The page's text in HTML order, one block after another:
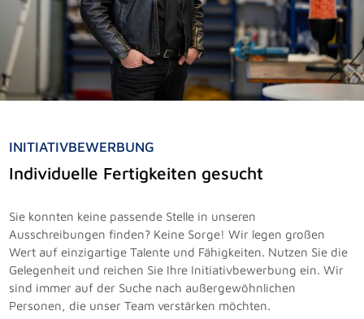
INITIATIVBEWERBUNG
Individuelle Fertigkeiten gesucht
Sie konnten keine passende Stelle in unseren
Ausschreibungen finden? Keine Sorge! Wir legen großen
Wert auf einzigartige Talente und Fähigkeiten. Nutzen Sie die
Gelegenheit und reichen Sie Ihre Initiativbewerbung ein. Wir
sind immer auf der Suche nach außergewöhnlichen
Personen, die unser Team verstärken möchten.